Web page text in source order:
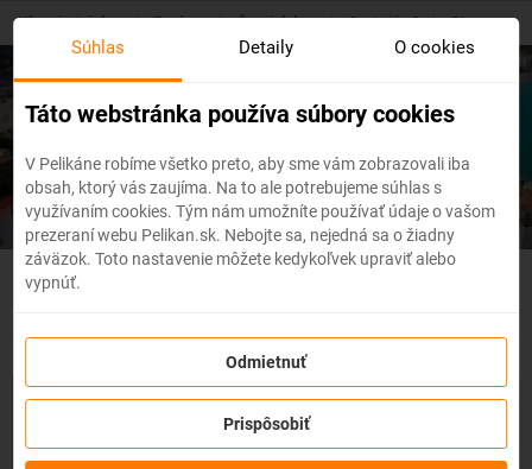
Skip
content
Hlavná stránka / Európa / Španielsko / Castellón De La Plana
Lacné letenkyCastellón de la
Španielsko - Flexibilné letenky
So službouzmena z akéhokoľvek dôvodumôžete zmeniť
dátum, destináciu
letenky do 3 dní pred odletombez udania dôvodu!Po
Súhlas Detaily O cookies
Táto webstránka používa súbory cookies
V Pelikáne robíme všetko preto, aby sme vám zobrazovali iba
obsah, ktorý vás zaujíma. Na to ale potrebujeme súhlas s
využívaním cookies. Tým nám umožníte používať údaje o vašom
prezeraní webu Pelikan.sk. Nebojte sa, nejedná sa o žiadny
záväzok. Toto nastavenie môžete kedykoľvek upraviť alebo
vypnúť.
Odmietnuť
Prispôsobiť